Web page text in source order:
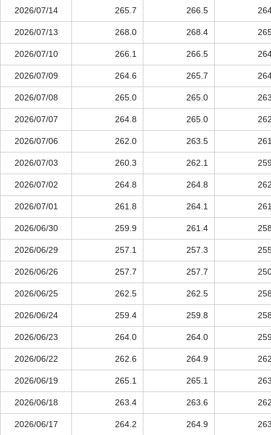
2026/07/14 265.7 266.5
2026/07/13 268.0 268.4
2026/07/10 266.1 266.5
2026/07/09 264.6 265.7
2026/07/08 265.0 265.0
2026/07/07 264.8 265.0
2026/07/06 262.0 263.5
2026/07/03 260.3 262.1
2026/07/02 264.8 264.8
2026/07/01 261.8 264.1
2026/06/30 259.9 261.4
2026/06/29 257.1 257.3
2026/06/26 257.7 257.7
2026/06/25 262.5 262.5
2026/06/24 259.4 259.8
2026/06/23 264.0 264.0
2026/06/22 262.6 264.9
2026/06/19 265.1 265.1
2026/06/18 263.4 263.6
2026/06/17 264.2 264.9